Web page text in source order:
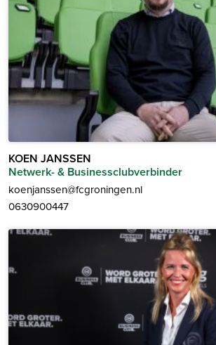
KOEN JANSSEN
Netwerk- & Businessclubverbinder
koenjanssen@fcgroningen.nl
0630900447